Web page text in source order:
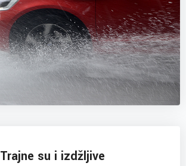
Trajne su i izdžljive